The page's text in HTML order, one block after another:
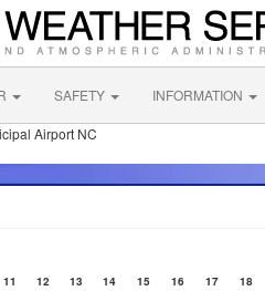
SAFETY INFORMATION
Airport NC
11 12 13 14 15 16 17 18